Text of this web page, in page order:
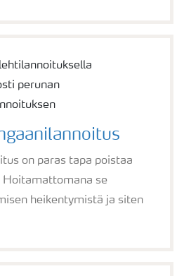
on paras tapa poistaa
Hoitamattomana se
heikentymistä ja siten